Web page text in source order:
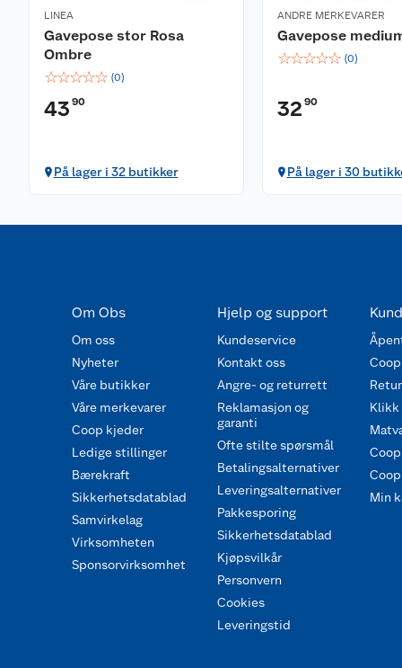
LINEA
Gavepose stor Rosa
Ombre
☆☆☆☆☆ (0)
43 90
På lager i 32 butikker
ANDRE MERKEVARER
Gavepose
☆☆☆☆☆ (0)
32 90
På lager i 30
Om Obs
Om oss
Nyheter
Våre butikker
Våre merkevarer
Coop kjeder
Ledige stillinger
Bærekraft
Sikkerhetsdatablad
Samvirkelag
Virksomheten
Sponsorvirksomhet
Hjelp og support
Kundeservice
Kontakt oss
Angre- og returrett
Reklamasjon og
garanti
Ofte stilte spørsmål
Betalingsalternativer
Leveringsalternativer
Pakkesporing
Sikkerhetsdatablad
Kjøpsvilkår
Personvern
Cookies
Leveringstid
Klikk
Min